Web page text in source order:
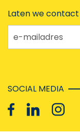
Laten we
e-mailadres
SOCIAL MEDIA